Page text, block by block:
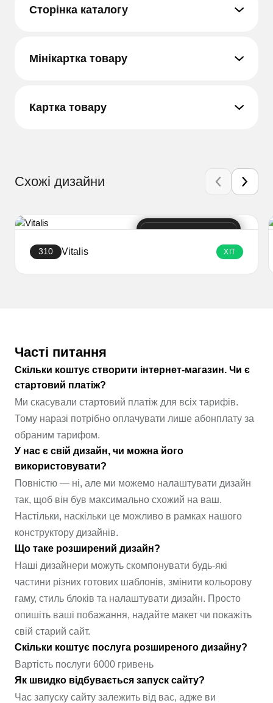
Сторінка каталогу
Мінікартка товару
Картка товару
Схожі дизайни
310 Vitalis ХІТ
Часті питання
Скільки коштує створити інтернет-магазин. Чи є
стартовий платіж?
Ми скасували стартовий платіж для всіх тарифів.
Тому наразі потрібно оплачувати лише абонплату за
обраним тарифом.
У нас є свій дизайн, чи можна його
використовувати?
Повністю — ні, але ми можемо налаштувати дизайн
так, щоб він був максимально схожий на ваш.
Настільки, наскільки це можливо в рамках нашого
конструктору дизайнів.
Що таке розширений дизайн?
Наші дизайнери можуть скомпонувати будь-які
частини різних готових шаблонів, змінити кольорову
гаму, стиль блоків та налаштувати дизайн. Просто
опишіть ваші побажання, надайте макет чи покажіть
свій старий сайт.
Скільки коштує послуга розширеного дизайну?
Вартість послуги 6000 гривень
Як швидко відбувається запуск сайту?
Час запуску сайту залежить від вас, адже ви